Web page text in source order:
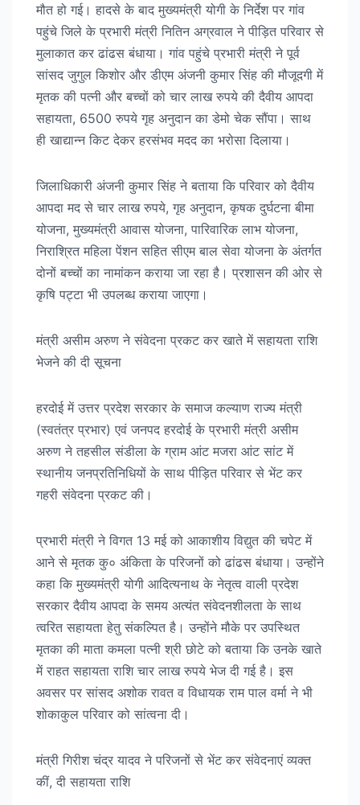
मौत हो गई। हादसे के बाद मुख्यमंत्री योगी के निर्देश पर गांव
पहुंचे जिले के प्रभारी मंत्री नितिन अग्रवाल ने पीड़ित परिवार से
मुलाकात कर ढांढस बंधाया। गांव पहुंचे प्रभारी मंत्री ने पूर्व
सांसद जुगुल किशोर और डीएम अंजनी कुमार सिंह की मौजूदगी में
मृतक की पत्नी और बच्चों को चार लाख रुपये की दैवीय आपदा
सहायता, 6500 रुपये गृह अनुदान का डेमो चेक सौंपा। साथ
ही खाद्यान्न किट देकर हरसंभव मदद का भरोसा दिलाया।
जिलाधिकारी अंजनी कुमार सिंह ने बताया कि परिवार को दैवीय
आपदा मद से चार लाख रुपये, गृह अनुदान, कृषक दुर्घटना बीमा
योजना, मुख्यमंत्री आवास योजना, पारिवारिक लाभ योजना,
निराश्रित महिला पेंशन सहित सीएम बाल सेवा योजना के अंतर्गत
दोनों बच्चों का नामांकन कराया जा रहा है। प्रशासन की ओर से
कृषि पट्टा भी उपलब्ध कराया जाएगा।
मंत्री असीम अरुण ने संवेदना प्रकट कर खाते में सहायता राशि
भेजने की दी सूचना
हरदोई में उत्तर प्रदेश सरकार के समाज कल्याण राज्य मंत्री
(स्वतंत्र प्रभार) एवं जनपद हरदोई के प्रभारी मंत्री असीम
अरुण ने तहसील संडीला के ग्राम आंट मजरा आंट सांट में
स्थानीय जनप्रतिनिधियों के साथ पीड़ित परिवार से भेंट कर
गहरी संवेदना प्रकट की।
प्रभारी मंत्री ने विगत 13 मई को आकाशीय विद्युत की चपेट में
आने से मृतक कु० अंकिता के परिजनों को ढांढस बंधाया। उन्होंने
कहा कि मुख्यमंत्री योगी आदित्यनाथ के नेतृत्व वाली प्रदेश
सरकार दैवीय आपदा के समय अत्यंत संवेदनशीलता के साथ
त्वरित सहायता हेतु संकल्पित है। उन्होंने मौके पर उपस्थित
मृतका की माता कमला पत्नी श्री छोटे को बताया कि उनके खाते
में राहत सहायता राशि चार लाख रुपये भेज दी गई है। इस
अवसर पर सांसद अशोक रावत व विधायक राम पाल वर्मा ने भी
शोकाकुल परिवार को सांत्वना दी।
मंत्री गिरीश चंद्र यादव ने परिजनों से भेंट कर संवेदनाएं व्यक्त
कीं, दी सहायता राशि